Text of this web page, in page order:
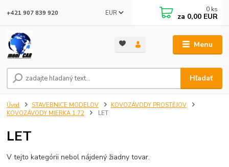
Menu
EUR
Hľadať
+421 907 839 920 0 ks
za 0,00 EUR
Úvod STAVEBNICE MODELOV
KOVOZÁVODY PROSTĚJOV
KOVOZÁVODY MIERKA 1:72
LET
LET
V tejto kategórii nebol nájdený žiadny tovar.